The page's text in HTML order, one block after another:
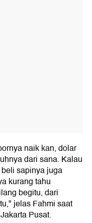
naik kan, dolar
dari sana. Kalau
sapinya juga
kurang tahu
begitu, dari
jelas Fahmi saat
Pusat.